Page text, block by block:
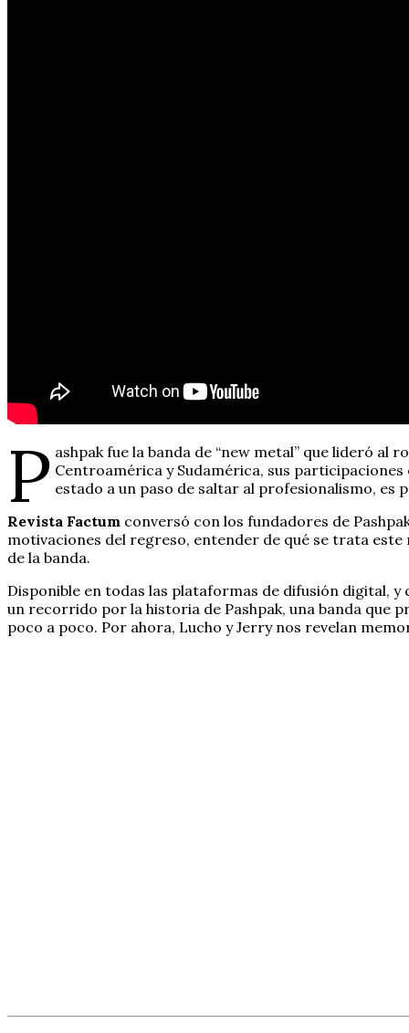
P ashpak fue la banda de “new metal” que lideró al
Centroamérica y Sudamérica, sus
estado a un paso de saltar al profesionalismo, es
Revista Factum conversó con los fundadores de
motivaciones del regreso, entender de qué se trata
de la banda.
Disponible en todas las plataformas de difusión digital, y
un recorrido por la historia de Pashpak, una banda que
poco a poco. Por ahora, Lucho y Jerry nos revelan